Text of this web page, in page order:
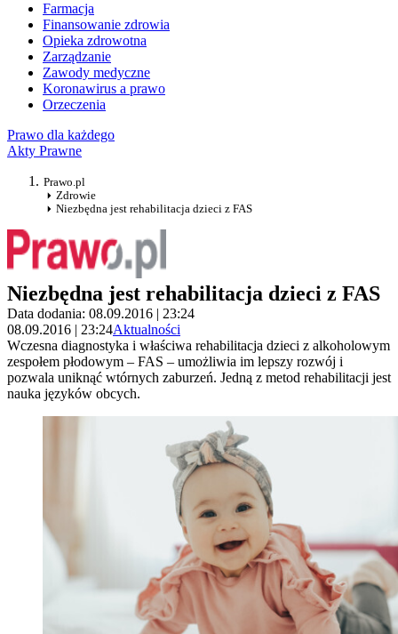
Farmacja
Finansowanie zdrowia
Opieka zdrowotna
Zarządzanie
Zawody medyczne
Koronawirus a prawo
Orzeczenia
Prawo dla każdego
Akty Prawne
Prawo.pl
Zdrowie
Niezbędna jest rehabilitacja dzieci z FAS
Niezbędna jest rehabilitacja dzieci z FAS
Data dodania: 08.09.2016 | 23:24
08.09.2016 | 23:24Aktualności
Wczesna diagnostyka i właściwa rehabilitacja dzieci z alkoholowym
zespołem płodowym – FAS – umożliwia im lepszy rozwój i
pozwala uniknąć wtórnych zaburzeń. Jedną z metod rehabilitacji jest
nauka języków obcych.